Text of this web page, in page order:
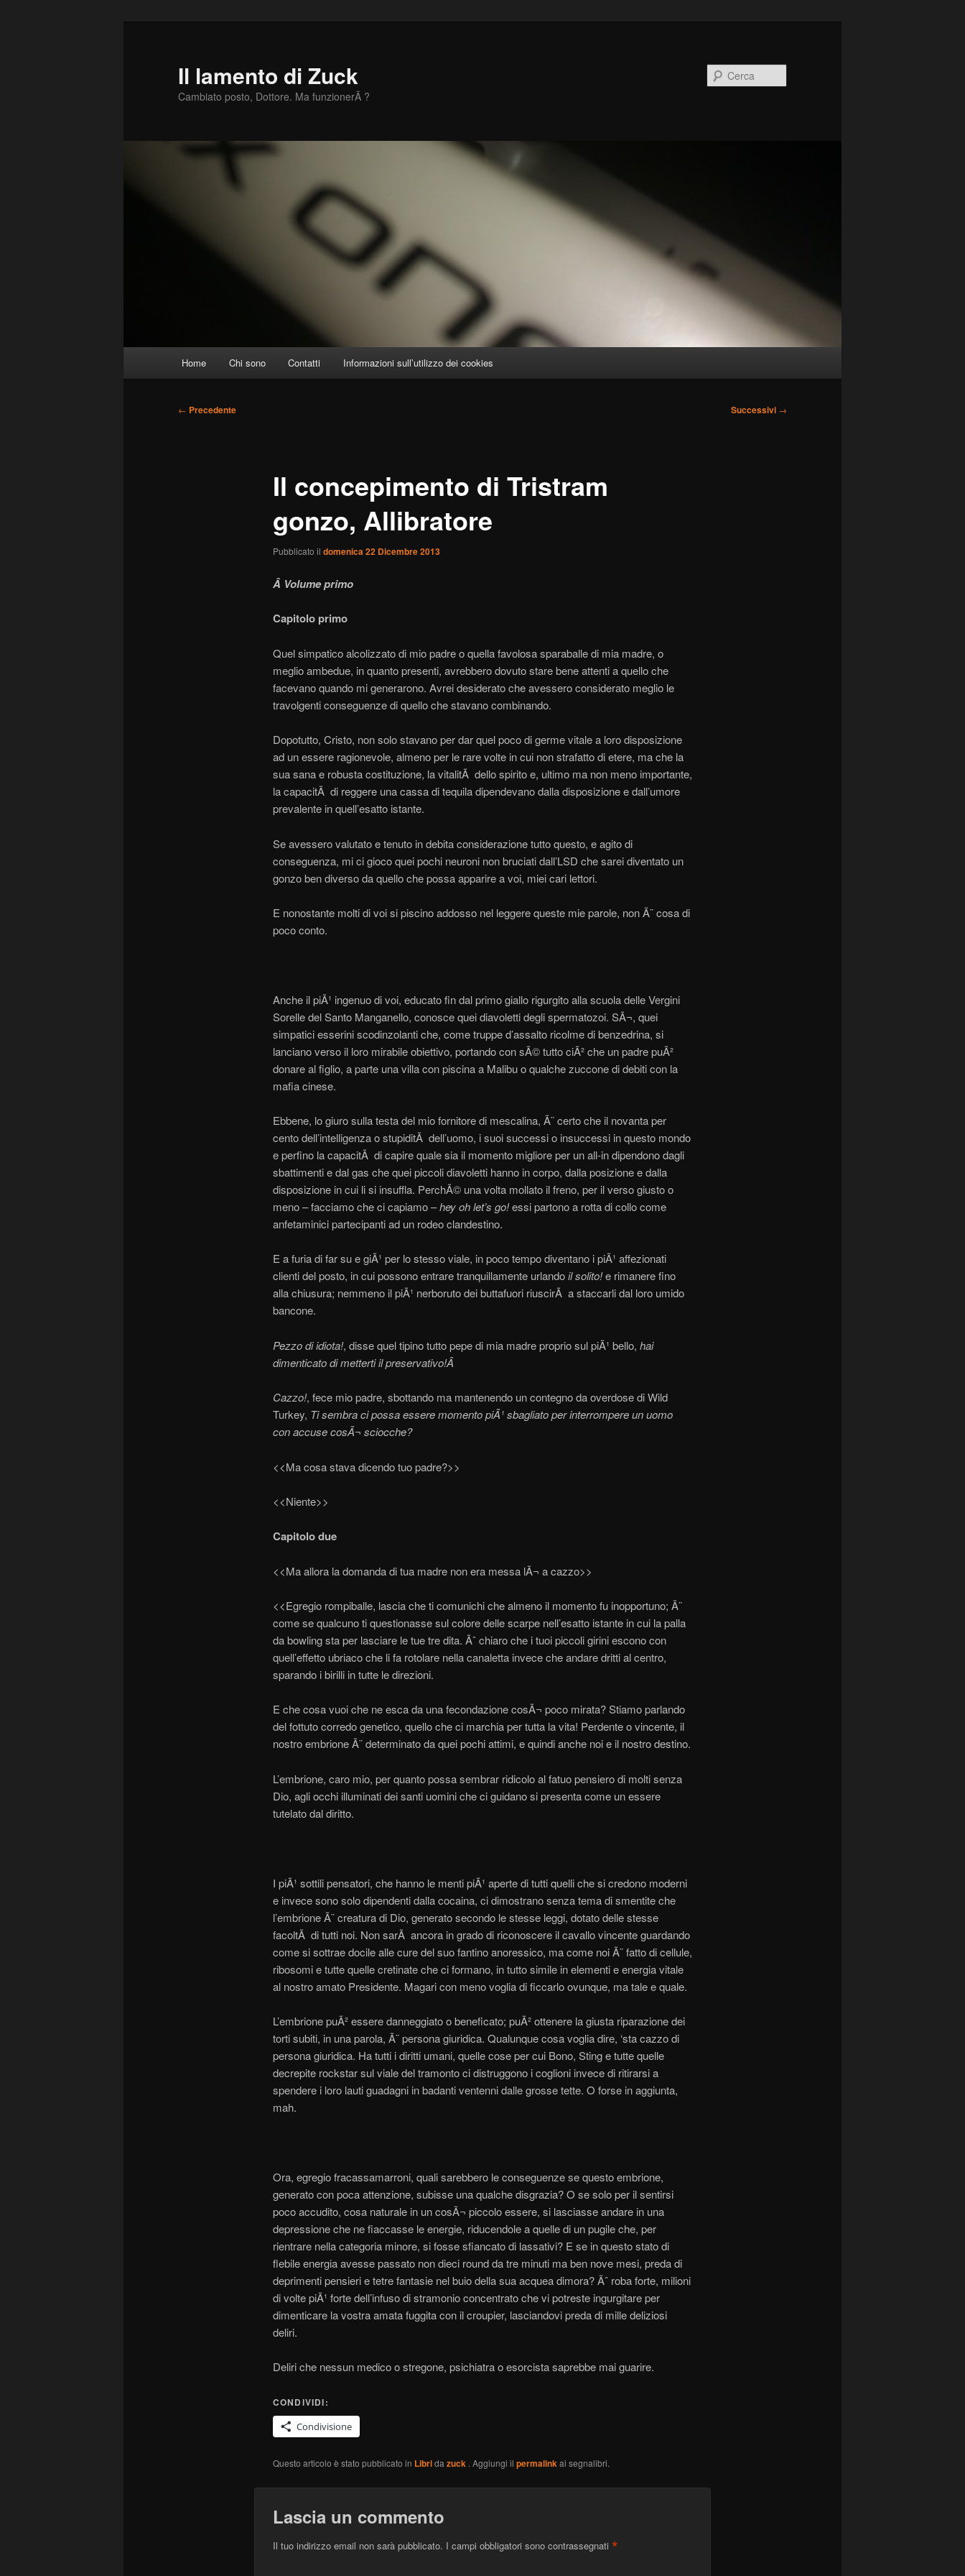
Il lamento di Zuck
Cambiato posto, Dottore. Ma funzionerÃ ?
Home Chi sono Contatti Informazioni sull’utilizzo dei cookies
Navigazione
← Precedente Successivi →
Il concepimento di Tristram
gonzo, Allibratore
Pubblicato il domenica 22 Dicembre 2013
Â Volume primo
Capitolo primo
Quel simpatico alcolizzato di mio padre o quella favolosa sparaballe di mia madre, o
meglio ambedue, in quanto presenti, avrebbero dovuto stare bene attenti a quello che
facevano quando mi generarono. Avrei desiderato che avessero considerato meglio le
travolgenti conseguenze di quello che stavano combinando.
Dopotutto, Cristo, non solo stavano per dar quel poco di germe vitale a loro disposizione
ad un essere ragionevole, almeno per le rare volte in cui non strafatto di etere, ma che la
sua sana e robusta costituzione, la vitalitÃ dello spirito e, ultimo ma non meno importante,
la capacitÃ di reggere una cassa di tequila dipendevano dalla disposizione e dall’umore
prevalente in quell’esatto istante.
Se avessero valutato e tenuto in debita considerazione tutto questo, e agito di
conseguenza, mi ci gioco quei pochi neuroni non bruciati dall’LSD che sarei diventato un
gonzo ben diverso da quello che possa apparire a voi, miei cari lettori.
E nonostante molti di voi si piscino addosso nel leggere queste mie parole, non Ã¨ cosa di
poco conto.
Anche il piÃ¹ ingenuo di voi, educato fin dal primo giallo rigurgito alla scuola delle Vergini
Sorelle del Santo Manganello, conosce quei diavoletti degli spermatozoi. SÃ¬, quei
simpatici esserini scodinzolanti che, come truppe d’assalto ricolme di benzedrina, si
lanciano verso il loro mirabile obiettivo, portando con sÃ© tutto ciÃ² che un padre puÃ²
donare al figlio, a parte una villa con piscina a Malibu o qualche zuccone di debiti con la
mafia cinese.
Ebbene, lo giuro sulla testa del mio fornitore di mescalina, Ã¨ certo che il novanta per
cento dell’intelligenza o stupiditÃ dell’uomo, i suoi successi o insuccessi in questo mondo
e perfino la capacitÃ di capire quale sia il momento migliore per un all-in dipendono dagli
sbattimenti e dal gas che quei piccoli diavoletti hanno in corpo, dalla posizione e dalla
disposizione in cui li si insuffla. PerchÃ© una volta mollato il freno, per il verso giusto o
meno – facciamo che ci capiamo –hey oh let’s go!essi partono a rotta di collo come
anfetaminici partecipanti ad un rodeo clandestino.
E a furia di far su e giÃ¹ per lo stesso viale, in poco tempo diventano i piÃ¹ affezionati
clienti del posto, in cui possono entrare tranquillamente urlandoil solito!e rimanere fino
alla chiusura; nemmeno il piÃ¹ nerboruto dei buttafuori riuscirÃ a staccarli dal loro umido
bancone.
Pezzo di idiota!, disse quel tipino tutto pepe di mia madre proprio sul piÃ¹ bello, hai
dimenticato di metterti il preservativo!Â
Cazzo!, fece mio padre, sbottando ma mantenendo un contegno da overdose di Wild
Turkey, Ti sembra ci possa essere momento piÃ¹ sbagliato per interrompere un uomo
con accuse cosÃ¬ sciocche?
<<Ma cosa stava dicendo tuo padre?>>
<<Niente>>
Capitolo due
<<Ma allora la domanda di tua madre non era messa lÃ¬ a cazzo>>
<<Egregio rompiballe, lascia che ti comunichi che almeno il momento fu inopportuno; Ã¨
come se qualcuno ti questionasse sul colore delle scarpe nell’esatto istante in cui la palla
da bowling sta per lasciare le tue tre dita. Ãˆ chiaro che i tuoi piccoli girini escono con
quell’effetto ubriaco che li fa rotolare nella canaletta invece che andare dritti al centro,
sparando i birilli in tutte le direzioni.
E che cosa vuoi che ne esca da una fecondazione cosÃ¬ poco mirata? Stiamo parlando
del fottuto corredo genetico, quello che ci marchia per tutta la vita! Perdente o vincente, il
nostro embrione Ã¨ determinato da quei pochi attimi, e quindi anche noi e il nostro destino.
L’embrione, caro mio, per quanto possa sembrar ridicolo al fatuo pensiero di molti senza
Dio, agli occhi illuminati dei santi uomini che ci guidano si presenta come un essere
tutelato dal diritto.
I piÃ¹ sottili pensatori, che hanno le menti piÃ¹ aperte di tutti quelli che si credono moderni
e invece sono solo dipendenti dalla cocaina, ci dimostrano senza tema di smentite che
l’embrione Ã¨ creatura di Dio, generato secondo le stesse leggi, dotato delle stesse
facoltÃ di tutti noi. Non sarÃ ancora in grado di riconoscere il cavallo vincente guardando
come si sottrae docile alle cure del suo fantino anoressico, ma come noi Ã¨ fatto di cellule,
ribosomi e tutte quelle cretinate che ci formano, in tutto simile in elementi e energia vitale
al nostro amato Presidente. Magari con meno voglia di ficcarlo ovunque, ma tale e quale.
L’embrione puÃ² essere danneggiato o beneficato; puÃ² ottenere la giusta riparazione dei
torti subiti, in una parola, Ã¨ persona giuridica. Qualunque cosa voglia dire, ‘sta cazzo di
persona giuridica. Ha tutti i diritti umani, quelle cose per cui Bono, Sting e tutte quelle
decrepite rockstar sul viale del tramonto ci distruggono i coglioni invece di ritirarsi a
spendere i loro lauti guadagni in badanti ventenni dalle grosse tette. O forse in aggiunta,
mah.
Ora, egregio fracassamarroni, quali sarebbero le conseguenze se questo embrione,
generato con poca attenzione, subisse una qualche disgrazia? O se solo per il sentirsi
poco accudito, cosa naturale in un cosÃ¬ piccolo essere, si lasciasse andare in una
depressione che ne fiaccasse le energie, riducendole a quelle di un pugile che, per
rientrare nella categoria minore, si fosse sfiancato di lassativi? E se in questo stato di
flebile energia avesse passato non dieci round da tre minuti ma ben nove mesi, preda di
deprimenti pensieri e tetre fantasie nel buio della sua acquea dimora? Ãˆ roba forte, milioni
di volte piÃ¹ forte dell’infuso di stramonio concentrato che vi potreste ingurgitare per
dimenticare la vostra amata fuggita con il croupier, lasciandovi preda di mille deliziosi
deliri.
Deliri che nessun medico o stregone, psichiatra o esorcista saprebbe mai guarire.
CONDIVIDI:
Condivisione
Questo articolo è stato pubblicato in Libridazuck . Aggiungi il permalinkai segnalibri.
Lascia un commento
Il tuo indirizzo email non sarà pubblicato. I campi obbligatori sono contrassegnati *